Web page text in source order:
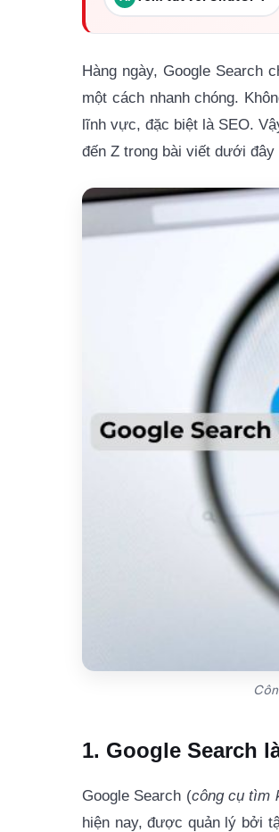
Hàng ngày, Google Search
một cách nhanh chóng.
lĩnh vực, đặc biệt là SEO.
đến Z trong bài viết dưới đây
1. Google Search
Google Search (công cụ tìm
hiện nay, được quản lý bởi